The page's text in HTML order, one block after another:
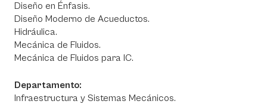
Diseño en Énfasis.
Diseño Moderno de Acueductos.
Hidráulica.
Mecánica de Fluidos.
Mecánica de Fluidos para IC.
Departamento:
Infraestructura y Sistemas Mecánicos.